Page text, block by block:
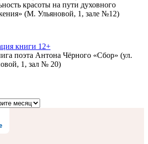
красоты на пути духовного
(М. Ульяновой, 1, зале №12)
книги 12+
поэта Антона Чёрного «Сбор» (ул.
1, зал № 20)